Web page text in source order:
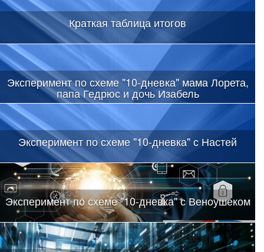
Краткая таблица итогов
Эксперимент по схеме "10-дневка" мама Лорета,
папа Гедрюс и дочь Изабель
Эксперимент по схеме "10-дневка" с Настей
Эксперимент по схеме "10-дневка" с Веноушеком